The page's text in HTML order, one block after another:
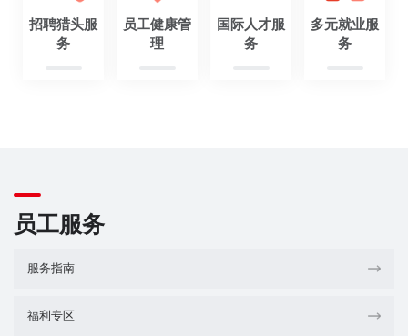
招聘猎头服
务
员工健康管
理
国际人才服
务
多元就业服
务
员工服务
服务指南
福利专区